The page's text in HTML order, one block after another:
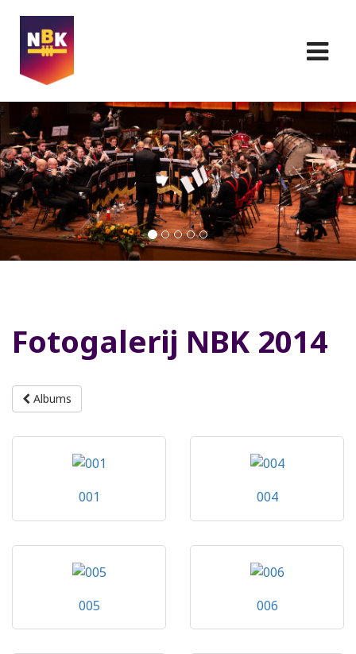
Fotogalerij NBK 2014
Albums
001 004
005 006